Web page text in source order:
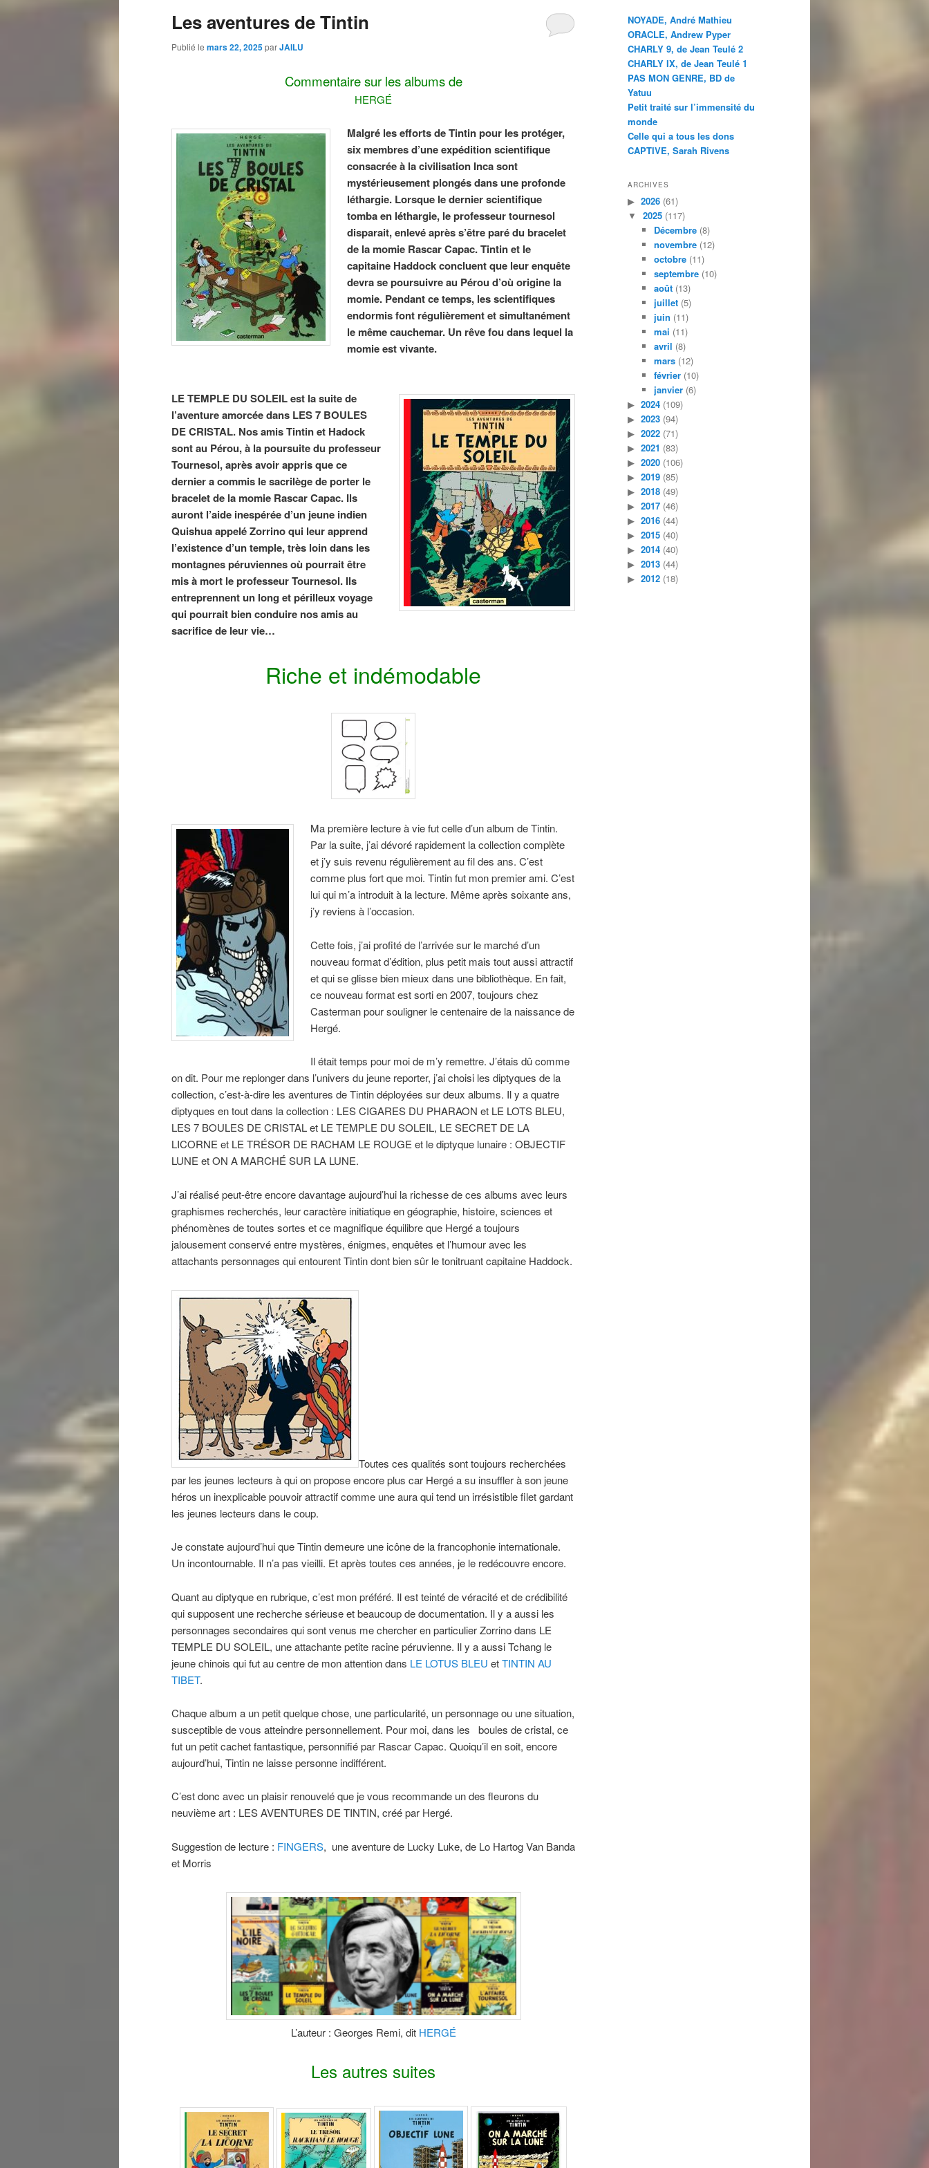
Les aventures de Tintin
Publié le mars 22, 2025parJAILU
Commentaire sur les albums de
HERGÉ
Malgré les efforts de Tintin pour les protéger,
six membres d’une expédition scientifique
consacrée à la civilisation Inca sont
mystérieusement plongés dans une profonde
léthargie. Lorsque le dernier scientifique
tomba en léthargie, le professeur tournesol
disparait, enlevé après s’être paré du bracelet
de la momie Rascar Capac. Tintin et le
capitaine Haddock concluent que leur enquête
devra se poursuivre au Pérou d’où origine la
momie. Pendant ce temps, les scientifiques
endormis font régulièrement et simultanément
le même cauchemar. Un rêve fou dans lequel la
momie est vivante.
LE TEMPLE DU SOLEIL est la suite de
l’aventure amorcée dans LES 7 BOULES
DE CRISTAL. Nos amis Tintin et Hadock
sont au Pérou, à la poursuite du professeur
Tournesol, après avoir appris que ce
dernier a commis le sacrilège de porter le
bracelet de la momie Rascar Capac. Ils
auront l’aide inespérée d’un jeune indien
Quishua appelé Zorrino qui leur apprend
l’existence d’un temple, très loin dans les
montagnes péruviennes où pourrait être
mis à mort le professeur Tournesol. Ils
entreprennent un long et périlleux voyage
qui pourrait bien conduire nos amis au
sacrifice de leur vie…
Riche et indémodable
Ma première lecture à vie fut celle d’un album de Tintin.
Par la suite, j’ai dévoré rapidement la collection complète
et j’y suis revenu régulièrement au fil des ans. C’est
comme plus fort que moi. Tintin fut mon premier ami. C’est
lui qui m’a introduit à la lecture. Même après soixante ans,
j’y reviens à l’occasion.
Cette fois, j’ai profité de l’arrivée sur le marché d’un
nouveau format d’édition, plus petit mais tout aussi attractif
et qui se glisse bien mieux dans une bibliothèque. En fait,
ce nouveau format est sorti en 2007, toujours chez
Casterman pour souligner le centenaire de la naissance de
Hergé.
Il était temps pour moi de m’y remettre. J’étais dû comme
on dit. Pour me replonger dans l’univers du jeune reporter, j’ai choisi les diptyques de la
collection, c’est-à-dire les aventures de Tintin déployées sur deux albums. Il y a quatre
diptyques en tout dans la collection : LES CIGARES DU PHARAON et LE LOTS BLEU,
LES 7 BOULES DE CRISTAL et LE TEMPLE DU SOLEIL, LE SECRET DE LA
LICORNE et LE TRÉSOR DE RACHAM LE ROUGE et le diptyque lunaire : OBJECTIF
LUNE et ON A MARCHÉ SUR LA LUNE.
J’ai réalisé peut-être encore davantage aujourd’hui la richesse de ces albums avec leurs
graphismes recherchés, leur caractère initiatique en géographie, histoire, sciences et
phénomènes de toutes sortes et ce magnifique équilibre que Hergé a toujours
jalousement conservé entre mystères, énigmes, enquêtes et l’humour avec les
attachants personnages qui entourent Tintin dont bien sûr le tonitruant capitaine Haddock.
Toutes ces qualités sont toujours recherchées
par les jeunes lecteurs à qui on propose encore plus car Hergé a su insuffler à son jeune
héros un inexplicable pouvoir attractif comme une aura qui tend un irrésistible filet gardant
les jeunes lecteurs dans le coup.
Je constate aujourd’hui que Tintin demeure une icône de la francophonie internationale.
Un incontournable. Il n’a pas vieilli. Et après toutes ces années, je le redécouvre encore.
Quant au diptyque en rubrique, c’est mon préféré. Il est teinté de véracité et de crédibilité
qui supposent une recherche sérieuse et beaucoup de documentation. Il y a aussi les
personnages secondaires qui sont venus me chercher en particulier Zorrino dans LE
TEMPLE DU SOLEIL, une attachante petite racine péruvienne. Il y a aussi Tchang le
jeune chinois qui fut au centre de mon attention dans LE LOTUS BLEU etTINTIN AU
TIBET.
Chaque album a un petit quelque chose, une particularité, un personnage ou une situation,
susceptible de vous atteindre personnellement. Pour moi, dans les boules de cristal, ce
fut un petit cachet fantastique, personnifié par Rascar Capac. Quoiqu’il en soit, encore
aujourd’hui, Tintin ne laisse personne indifférent.
C’est donc avec un plaisir renouvelé que je vous recommande un des fleurons du
neuvième art : LES AVENTURES DE TINTIN, créé par Hergé.
Suggestion de lecture : FINGERS, une aventure de Lucky Luke, de Lo Hartog Van Banda
et Morris
L’auteur : Georges Remi, dit HERGÉ
Les autres suites
NOYADE, André Mathieu
ORACLE, Andrew Pyper
CHARLY 9, de Jean Teulé 2
CHARLY IX, de Jean Teulé 1
PAS MON GENRE, BD de
Yatuu
Petit traité sur l’immensité du
monde
Celle qui a tous les dons
CAPTIVE, Sarah Rivens
ARCHIVES
2026 (61)
2025 (117)
Décembre(8)
novembre(12)
octobre(11)
septembre(10)
août(13)
juillet(5)
juin (11)
mai (11)
avril (8)
mars(12)
février(10)
janvier(6)
2024 (109)
2023 (94)
2022 (71)
2021 (83)
2020 (106)
2019 (85)
2018 (49)
2017 (46)
2016 (44)
2015 (40)
2014 (40)
2013 (44)
2012 (18)